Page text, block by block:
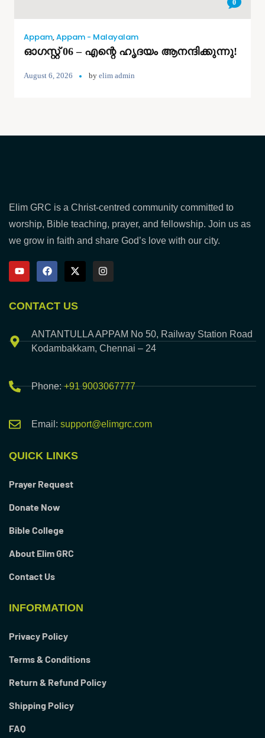
0
Appam,Appam - Malayalam
ഓഗസ്റ്റ് 06 – എന്റെ ഹൃദയം ആനന്ദിക്കുന്നു!
August 6, 2026 by elim admin
Elim GRC is a Christ-centred community committed to
worship, Bible teaching, prayer, and fellowship. Join us as
we grow in faith and share God’s love with our city.
CONTACT US
ANTANTULLA APPAM No 50, Railway Station Road
Kodambakkam, Chennai – 24
Phone:+91 9003067777
Email: support@elimgrc.com
QUICK LINKS
Prayer Request
Donate Now
Bible College
About Elim GRC
Contact Us
INFORMATION
Privacy Policy
Terms & Conditions
Return & Refund Policy
Shipping Policy
FAQ